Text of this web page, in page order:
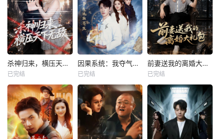
杀神归来，横压天下无敌
已完结
因果系统：我夺气运救苍生
已完结
前妻送我的离婚大礼包
已完结